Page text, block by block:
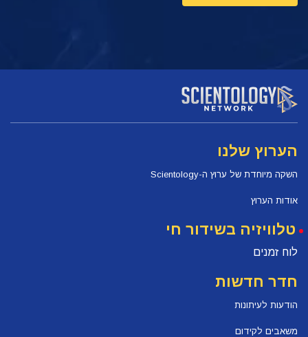
הערוץ שלנו
השקה מיוחדת של ערוץ ה-Scientology
אודות הערוץ
טלוויזיה בשידור חי
לוח זמנים
חדר חדשות
הודעות לעיתונות
משאבים לקידום